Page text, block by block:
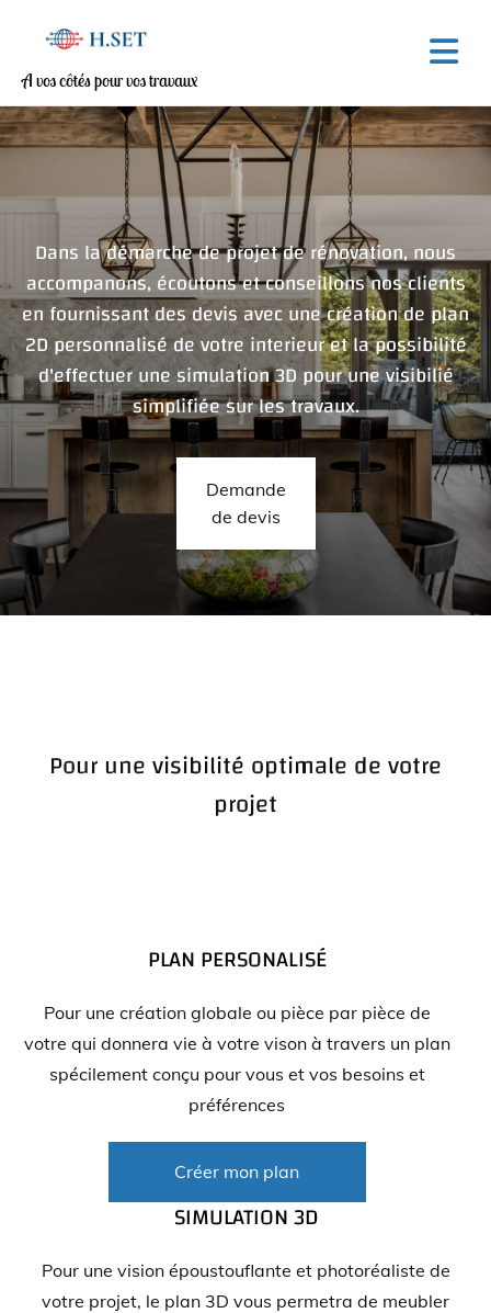
A vos côtés pour vos travaux
Dans la démarche de projet de rénovation, nous
accompanons, écoutons et conseillons nos clients
en fournissant des devis avec une création de plan
2D personnalisé de votre interieur et la possibilité
d'effectuer une simulation 3D pour une visibilié
simplifiée sur les travaux.
Demande
de devis
Pour une visibilité optimale de votre
projet
PLAN PERSONALISÉ
Pour une création globale ou pièce par pièce de
votre qui donnera vie à votre vison à travers un plan
spécilement conçu pour vous et vos besoins et
préférences
Créer mon plan
SIMULATION 3D
Pour une vision époustouflante et photoréaliste de
votre projet, le plan 3D vous permetra de meubler